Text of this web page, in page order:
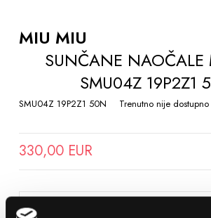
THE
BEGINNING
GALLERY
MIU MIU
SUNČANE NAOČALE
SMU04Z 19P2Z1
SMU04Z 19P2Z1 50N Trenutno nije dostupno
330,00 EUR
SPREMITE NA LISTU